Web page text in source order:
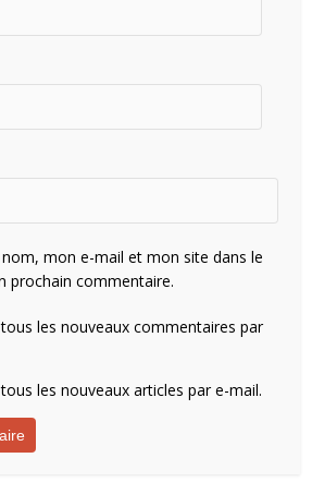
mon e-mail et mon site dans le
prochain commentaire.
les nouveaux commentaires par
les nouveaux articles par e-mail.